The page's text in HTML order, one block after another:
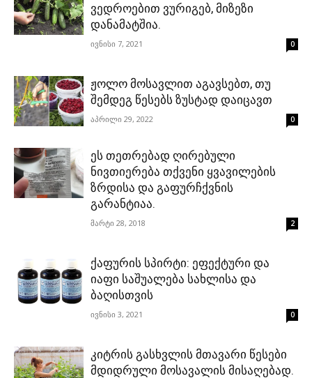
ვედროებით ვურიგებ, მიზეზი
დანამატშია.
ივნისი 7, 2021 0
ჟოლო მოსავლით აგავსებთ, თუ
შემდეგ წესებს ზუსტად დაიცავთ
აპრილი 29, 2022 0
ეს თეთრებად ღირებული
ნივთიერება თქვენი ყვავილების
ზრდისა და გაფურჩქვნის
გარანტიაა.
მარტი 28, 2018 2
ქაფურის სპირტი: ეფექტური და
იაფი საშუალება სახლისა და
ბაღისთვის
ივნისი 3, 2021 0
კიტრის გასხვლის მთავარი წესები
მდიდრული მოსავალის მისაღებად.